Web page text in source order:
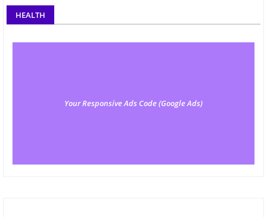
HEALTH
Your Responsive Ads Code (Google Ads)